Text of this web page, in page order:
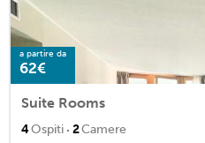
a partire da
62€
Suite Rooms
4Ospiti · 2Camere